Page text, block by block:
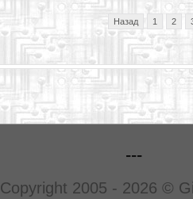
Назад 1 2
---
Copyright 2005 - 2026 ©